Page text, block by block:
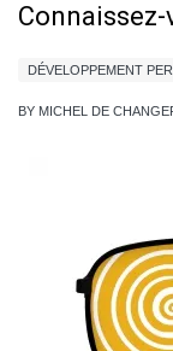
Connaissez-
DÉVELOPPEMENT
BY MICHEL DE